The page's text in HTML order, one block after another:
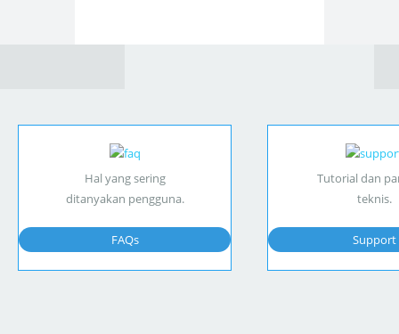
Hal yang sering
ditanyakan pengguna.
FAQs
Tutorial dan
teknis.
Support